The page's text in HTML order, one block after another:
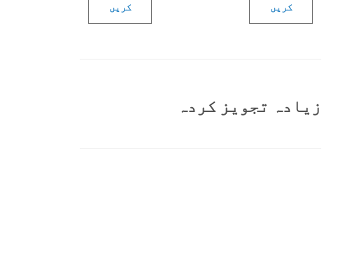
کریں
کریں
زیادہ تجویز کردہ